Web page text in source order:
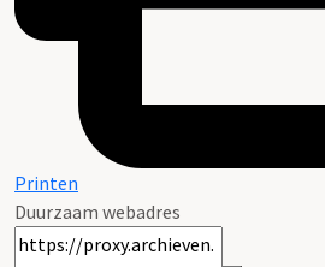
Printen
Duurzaam webadres